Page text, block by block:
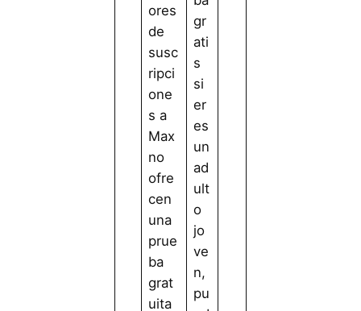
ores
de
susc
ripci
one
s a
Max
no
ofre
cen
una
prue
ba
grat
uita
gr
ati
s
si
er
es
un
ad
ult
o
jo
ve
n,
pu